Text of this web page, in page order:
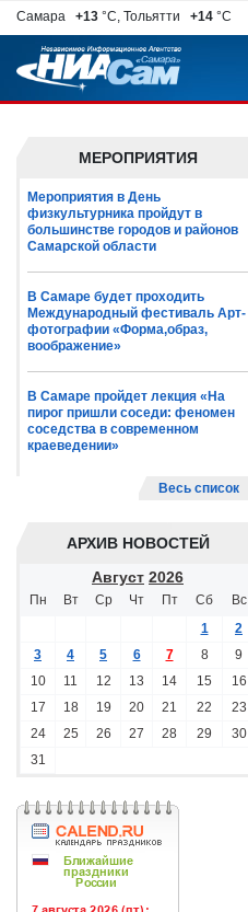
Самара +13 °C, Тольятти +14 °C
МЕРОПРИЯТИЯ
Мероприятия в День
физкультурника пройдут в
большинстве городов и районов
Самарской области
В Самаре будет проходить
Международный фестиваль Арт-
фотографии «Форма,образ,
воображение»
В Самаре пройдет лекция «На
пирог пришли соседи: феномен
соседства в современном
краеведении»
Весь список
АРХИВ НОВОСТЕЙ
Август 2026
Пн Вт Ср Чт Пт Сб
Вс
1
2
3
4 5 6 7 8
9
10
11 12 13 14 15
16
17
18 19 20 21 22
23
24
25 26 27 28 29
30
31